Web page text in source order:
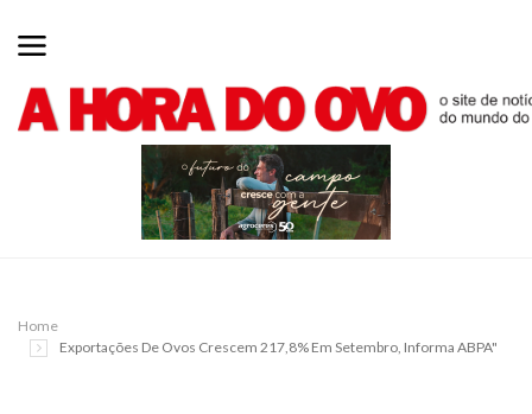
Home
Exportações De Ovos Crescem 217,8% Em Setembro, Informa ABPA"